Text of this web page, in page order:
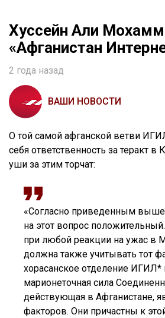
Хуссейн Али
«Афганистан
2 года назад
ВАШИ НОВОСТИ
О той самой афганской ветви
себя ответственность за теракт в
уши за этим торчат:
«Согласно приведенным выше
на этот вопрос
при любой реакции на ужас в
должна также учитывать тот
хорасанское отделение ИГИЛ*
марионеточная сила
действующая в Афганистане,
факторов. Они причастны к